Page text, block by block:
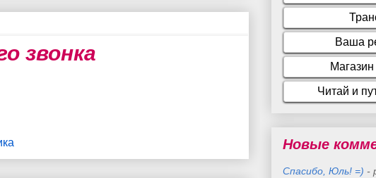
звонка
Новые
Спасибо, Юль! =) -